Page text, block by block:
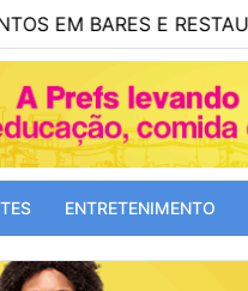
E RESTAURANTES
ENTRETENIMENTO